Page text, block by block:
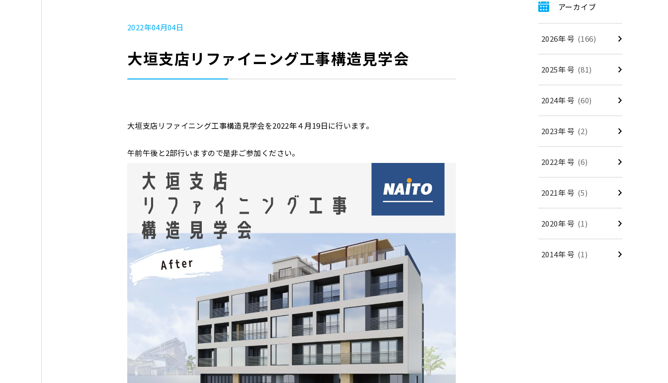
2022年04月04日
大垣支店リファイニング工事構造見学会
大垣支店リファイニング工事構造見学会を2022年４月19日に行います。
午前午後と2部行いますので是非ご参加ください。
アーカイブ
2026年 号 (166)
2025年 号 (81)
2024年 号 (60)
2023年 号 (2)
2022年 号 (6)
2021年 号 (5)
2020年 号 (1)
2014年 号 (1)